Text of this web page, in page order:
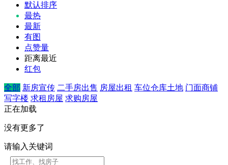
默认排序
最热
最新
有图
点赞量
距离最近
红包
全部 新房宣传 二手房出售 房屋出租 车位仓库土地 门面商铺
写字楼 求租房屋 求购房屋
正在加载
没有更多了
请输入关键词